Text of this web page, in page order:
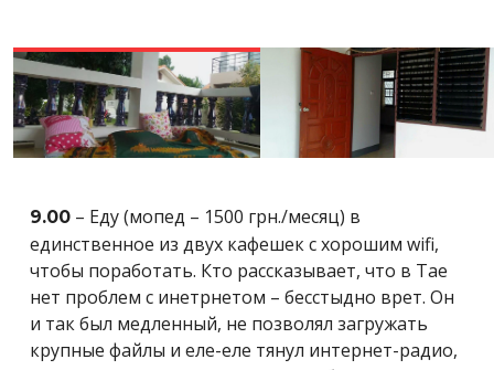
9.00 – Еду (мопед – 1500 грн./месяц) в
единственное из двух кафешек с хорошим wifi,
чтобы поработать. Кто рассказывает, что в Тае
нет проблем с инетрнетом – бесстыдно врет. Он
и так был медленный, не позволял загружать
крупные файлы и еле-еле тянул интернет-радио,